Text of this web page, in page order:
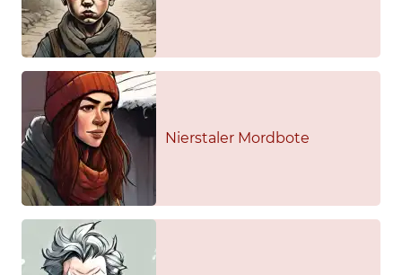
Nierstaler Mordbote